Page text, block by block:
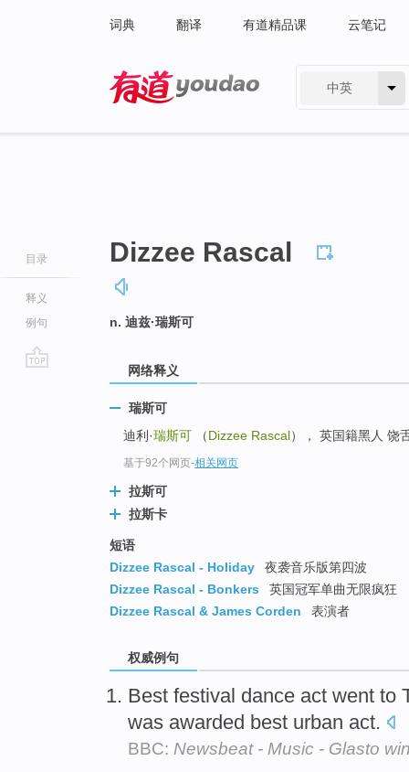
词典 翻译 有道精品课 云笔记
中英
目录
释义
例句
Dizzee Rascal
n. 迪兹·瑞斯可
网络释义
瑞斯可
迪利·瑞斯可 （Dizzee Rascal）， 英国籍黑人 饶
基于92个网页-相关网页
拉斯可
拉斯卡
短语
Dizzee Rascal - Holiday
夜袭音乐版第四波
Dizzee Rascal - Bonkers
英国冠军单曲无限疯狂
Dizzee Rascal & James Corden
表演者
权威例句
Best festival dance act went to
was awarded best urban act.
BBC: Newsbeat - Music - Glasto